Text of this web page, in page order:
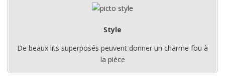
Style
De beaux lits superposés peuvent donner un charme fou à
la pièce